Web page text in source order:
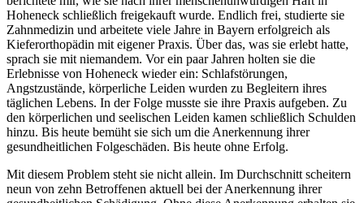
Hoheneck schließlich freigekauft wurde. Endlich frei, studierte sie
Zahnmedizin und arbeitete viele Jahre in Bayern erfolgreich als
Kieferorthopädin mit eigener Praxis. Über das, was sie erlebt hatte,
sprach sie mit niemandem. Vor ein paar Jahren holten sie die
Erlebnisse von Hoheneck wieder ein: Schlafstörungen,
Angstzustände, körperliche Leiden wurden zu Begleitern ihres
täglichen Lebens. In der Folge musste sie ihre Praxis aufgeben. Zu
den körperlichen und seelischen Leiden kamen schließlich Schulden
hinzu. Bis heute bemüht sie sich um die Anerkennung ihrer
gesundheitlichen Folgeschäden. Bis heute ohne Erfolg.
Mit diesem Problem steht sie nicht allein. Im Durchschnitt scheitern
neun von zehn Betroffenen aktuell bei der Anerkennung ihrer